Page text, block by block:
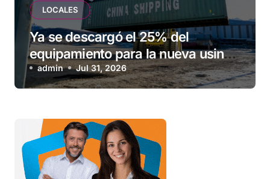
LOCALES
Ya se descargó el 25% del
equipamiento para la nueva usina
de Ushuaia
admin Jul 31, 2026